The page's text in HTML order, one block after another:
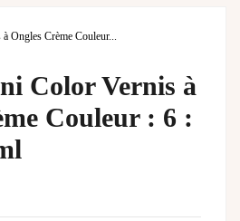
Color Vernis à
Couleur : 6 :